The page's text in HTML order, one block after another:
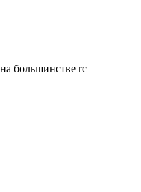
большинстве rс